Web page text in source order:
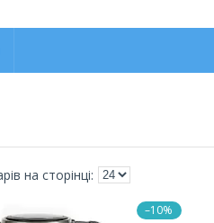
–10%